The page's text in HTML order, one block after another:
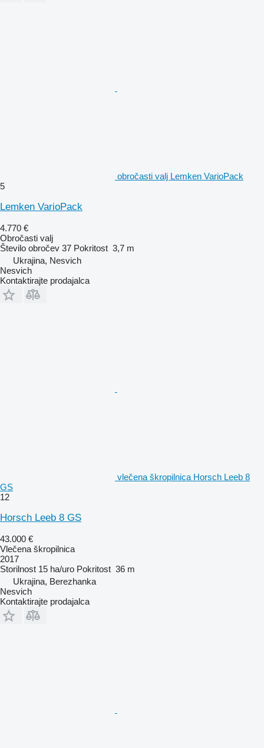
obročasti valj Lemken VarioPack
5
Lemken VarioPack
4.770 €
Obročasti valj
Število obročev 37 Pokritost 3,7 m
Ukrajina, Nesvich
Nesvich
Kontaktirajte prodajalca
vlečena škropilnica Horsch Leeb 8
GS
12
Horsch Leeb 8 GS
43.000 €
Vlečena škropilnica
2017
Storilnost 15 ha/uro Pokritost 36 m
Ukrajina, Berezhanka
Nesvich
Kontaktirajte prodajalca